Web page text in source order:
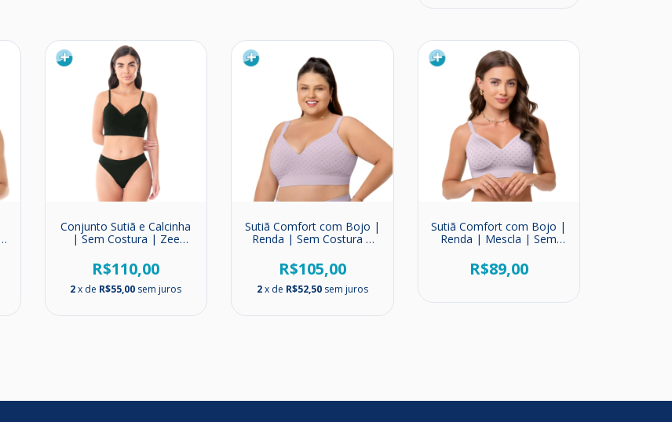
Conjunto Sutiã e Calcinha
| Sem Costura | Zee
R$110,00
2x de R$55,00 sem juros
Sutiã Comfort com Bojo |
Renda | Sem Costura |
R$105,00
2x de R$52,50 sem juros
Sutiã Comfort com Bojo |
Renda | Mescla | Sem
R$89,00